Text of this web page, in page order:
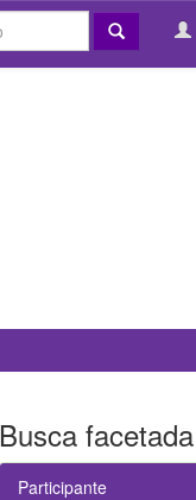
Busca facetada
Participante